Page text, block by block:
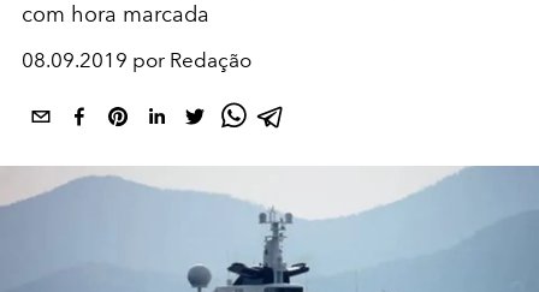
com hora marcada
08.09.2019 por Redação